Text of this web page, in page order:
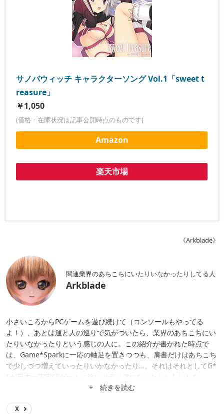
サノバウィッチ キャラクターソング Vol.1「sweet t
reasure」
￥1,050
(価格・在庫状況は記事公開時点のものです)
Amazon
楽天市場
《Arkblade》
関連業界のあちこちにいたりいなかったりしてる人
Arkblade
小さいころからPCゲームを遊び続けて（コンソールもやってる
よ！）、あとは運と人の巡りで気がついたら、業界のあちこちにい
たりいなかったりという感じの人に。この紹介が書かれた時点で
は、Game*Sparkに一応の軸足を置きつつも、肩書だけはあちこち
で少しづつ増えていったりいかなかったり…。それはそれとしてG*
Sが日本一宇宙SFゲームに強いメディアになったりしないかな。
+ 続きを読む
X